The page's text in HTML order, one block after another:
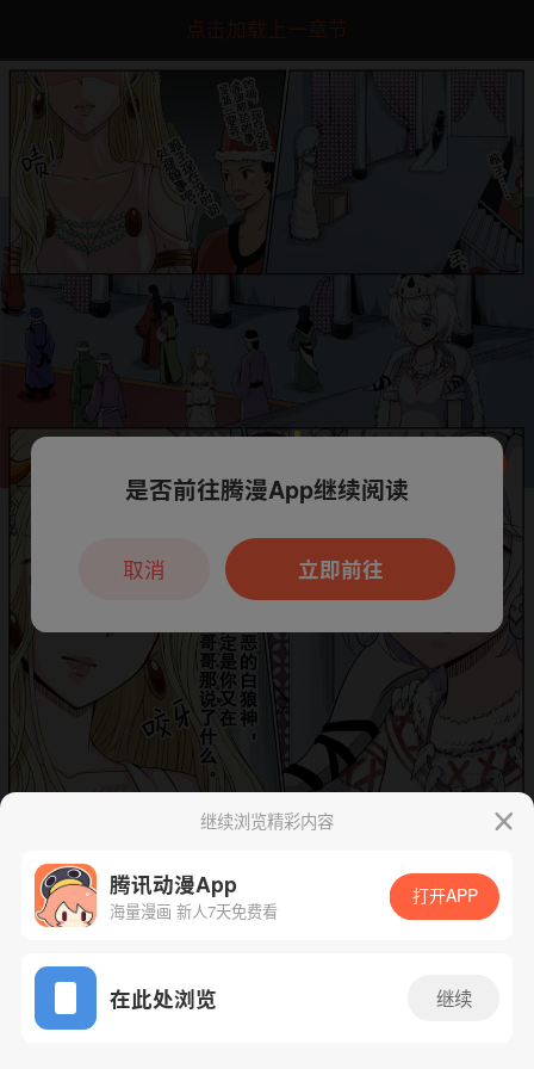
点击加载上一章节
App免费看
下一话 腾漫App免费看
继续浏览精彩内容
腾讯动漫App
海量漫画 新人7天免费看
打开APP
在此处浏览 继续
本章节仅支持App阅读，可打开App新用
户7天免费看
是否前往腾漫App继续阅读
立即前往
取消